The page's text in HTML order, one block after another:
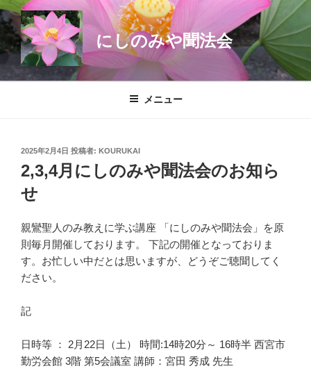
コ
ン
テ
ン
ツ
にしのみや聞法会
メニュー
投
稿
日:
2025年2月4日 投稿者: KOURUKAI
2,3,4月にしのみや聞法会のお知ら
せ
親鸞聖人のみ教えに学ぶ講座 「にしのみや聞法会」を原
則毎月開催しております。 下記の開催となっておりま
す。お忙しい中だとは思いますが、どうぞご聴聞してく
ださい。
記
日時等 ： 2月22日（土） 時間:14時20分～ 16時半 西宮市
勤労会館 3階 第5会議室 講師：宮田 秀成 先生